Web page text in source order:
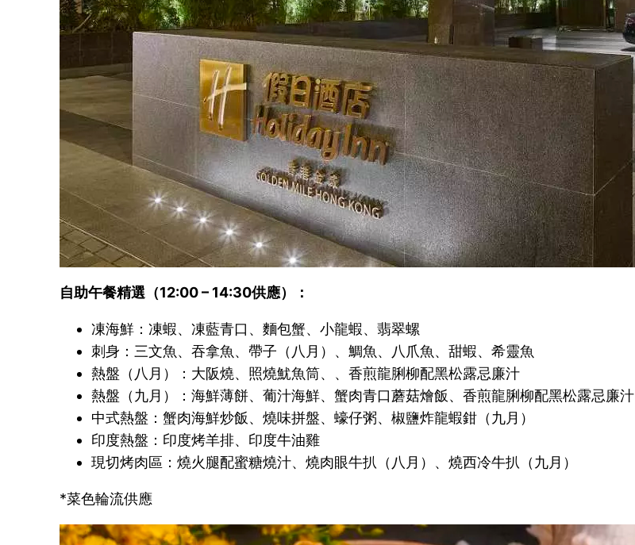
自助午餐精選（12:00 – 14:30供應）：
凍海鮮：凍蝦、凍藍青口、麵包蟹、小龍蝦、翡翠螺
刺身：三文魚、吞拿魚、帶子（八月）、鯛魚、八爪魚、甜蝦、希靈魚
熱盤（八月）：大阪燒、照燒魷魚筒、、香煎龍脷柳配黑松露忌廉汁
熱盤（九月）：海鮮薄餅、葡汁海鮮、蟹肉青口蘑菇燴飯、香煎龍脷柳配黑松露忌廉汁
中式熱盤：蟹肉海鮮炒飯、燒味拼盤、蠔仔粥、椒鹽炸龍蝦鉗（九月）
印度熱盤：印度烤羊排、印度牛油雞
現切烤肉區：燒火腿配蜜糖燒汁、燒肉眼牛扒（八月）、燒西冷牛扒（九月）
*菜色輪流供應